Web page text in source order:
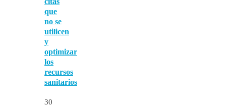
que
no se
utilicen
y
optimizar
los
recursos
sanitarios
30